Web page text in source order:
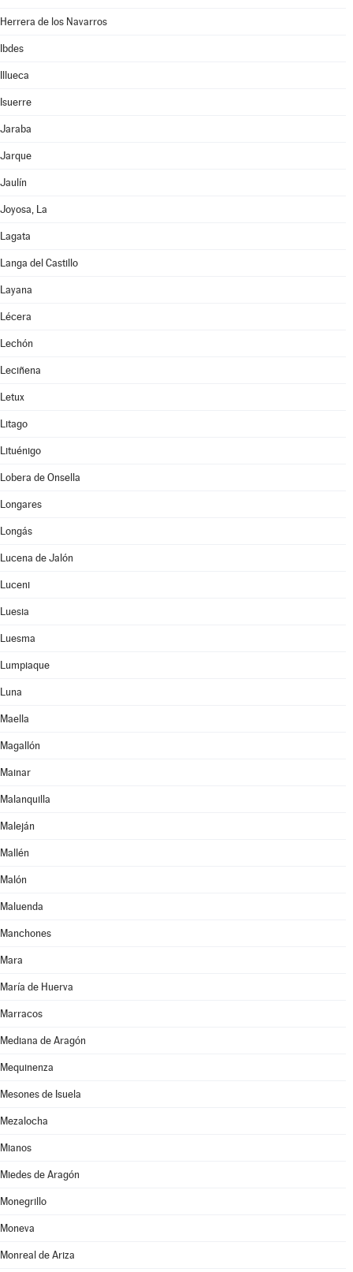
Herrera de los Navarros
Ibdes
Illueca
Isuerre
Jaraba
Jarque
Jaulín
Joyosa, La
Lagata
Langa del Castillo
Layana
Lécera
Lechón
Leciñena
Letux
Litago
Lituénigo
Lobera de Onsella
Longares
Longás
Lucena de Jalón
Luceni
Luesia
Luesma
Lumpiaque
Luna
Maella
Magallón
Mainar
Malanquilla
Maleján
Mallén
Malón
Maluenda
Manchones
Mara
María de Huerva
Marracos
Mediana de Aragón
Mequinenza
Mesones de Isuela
Mezalocha
Mianos
Miedes de Aragón
Monegrillo
Moneva
Monreal de Ariza